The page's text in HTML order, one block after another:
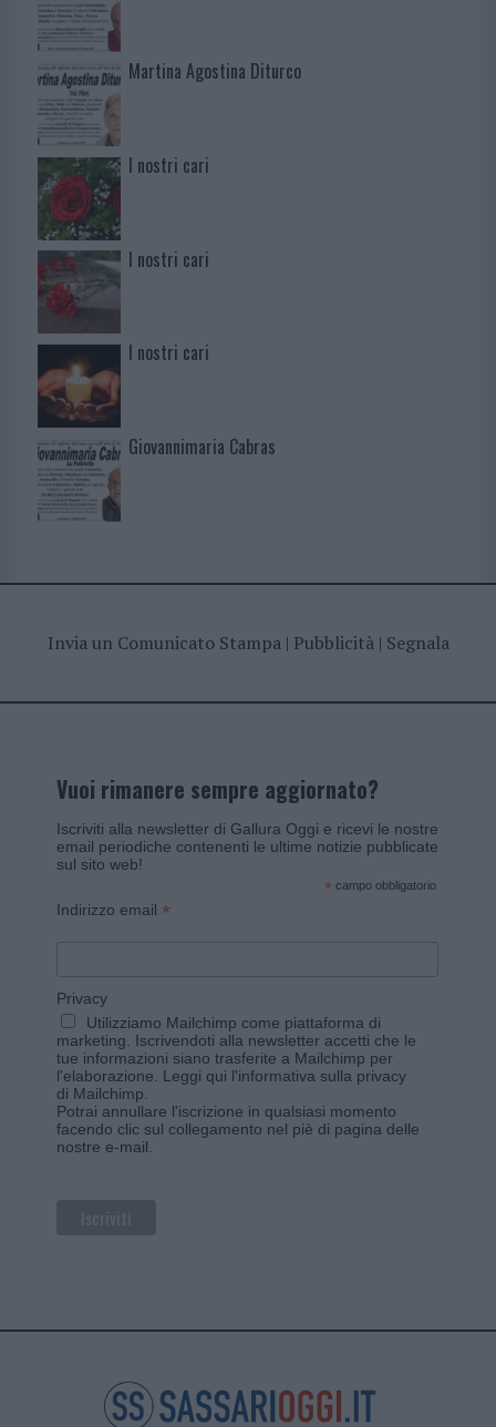
Martina Agostina Diturco
I nostri cari
I nostri cari
I nostri cari
Giovannimaria Cabras
Invia un Comunicato Stampa| Pubblicità| Segnala
Vuoi rimanere sempre aggiornato?
Iscriviti alla newsletter di Gallura Oggi e ricevi le nostre
email periodiche contenenti le ultime notizie pubblicate
sul sito web!
* campo obbligatorio
Indirizzo email *
Privacy
Utilizziamo Mailchimp come piattaforma di
marketing. Iscrivendoti alla newsletter accetti che le
tue informazioni siano trasferite a Mailchimp per
l'elaborazione. Leggi qui l'informativa sulla privacy
di Mailchimp
Potrai annullare l'iscrizione in qualsiasi momento
facendo clic sul collegamento nel piè di pagina delle
nostre e-mail.